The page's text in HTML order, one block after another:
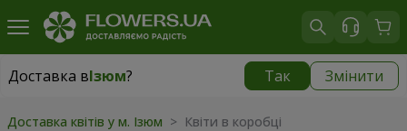
Доставка вІзюм? Так Змінити
Доставка вІзюм
Доставка квітів у м. Ізюм > Квіти в коробці